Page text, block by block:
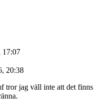
17:07
20:38
tror jag väll inte att det finns